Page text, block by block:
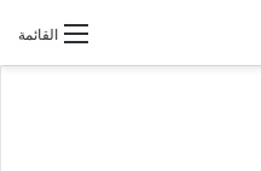
القائمة